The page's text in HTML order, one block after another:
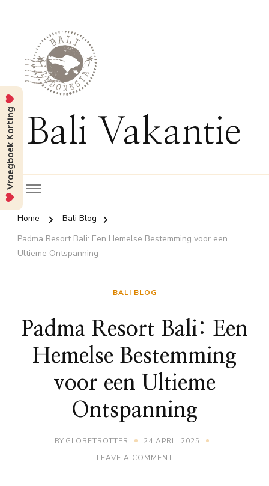
Bali Vakantie
Home
Bali Blog
Padma Resort Bali: Een Hemelse Bestemming voor een
Ultieme Ontspanning
BALI BLOG
Padma Resort Bali: Een
Hemelse Bestemming
voor een Ultieme
Ontspanning
BY GLOBETROTTER
24 APRIL 2025
LEAVE A COMMENTON
Vroegboek Korting